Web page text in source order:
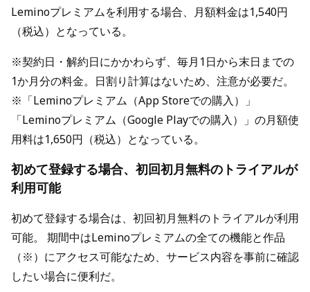
Leminoプレミアムを利用する場合、月額料金は1,540円
（税込）となっている。
※契約日・解約日にかかわらず、毎月1日から末日までの
1か月分の料金。日割り計算はないため、注意が必要だ。
※「Leminoプレミアム（App Storeでの購入）」
「Leminoプレミアム（Google Playでの購入）」の月額使
用料は1,650円（税込）となっている。
初めて登録する場合、初回初月無料のトライアルが
利用可能
初めて登録する場合は、初回初月無料のトライアルが利用
可能。 期間中はLeminoプレミアムの全ての機能と作品
（※）にアクセス可能なため、サービス内容を事前に確認
したい場合に便利だ。